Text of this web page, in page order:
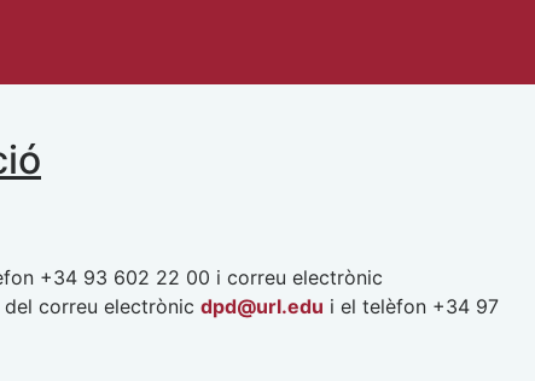
+34 93 602 22 00 i correu electrònic
correu electrònic dpd@url.edu i el telèfon +34 97